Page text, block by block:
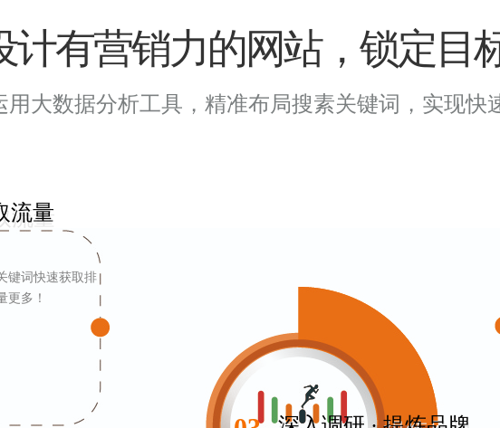
计有营销力的网站，锁定目
用大数据分析工具，精准布局搜素关键词，实现快
流量
键词快速获取排
更多！